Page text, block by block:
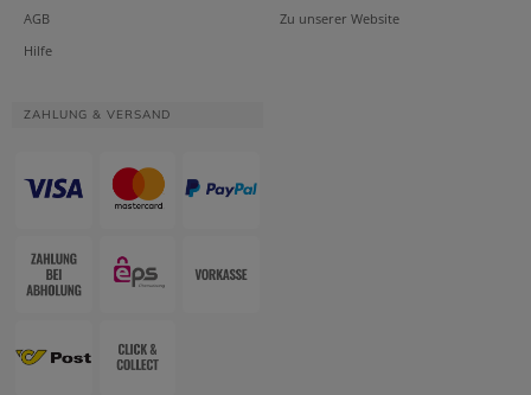
AGB
Hilfe
Zu unserer Website
ZAHLUNG & VERSAND